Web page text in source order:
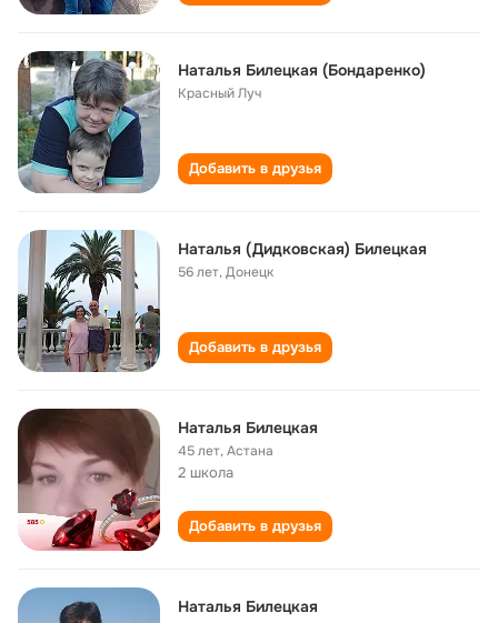
Наталья Билецкая (Бондаренко)
Красный Луч
Добавить в друзья
Наталья (Дидковская) Билецкая
56 лет,Донецк
Добавить в друзья
Наталья Билецкая
45 лет,Астана
2 школа
Добавить в друзья
Наталья Билецкая